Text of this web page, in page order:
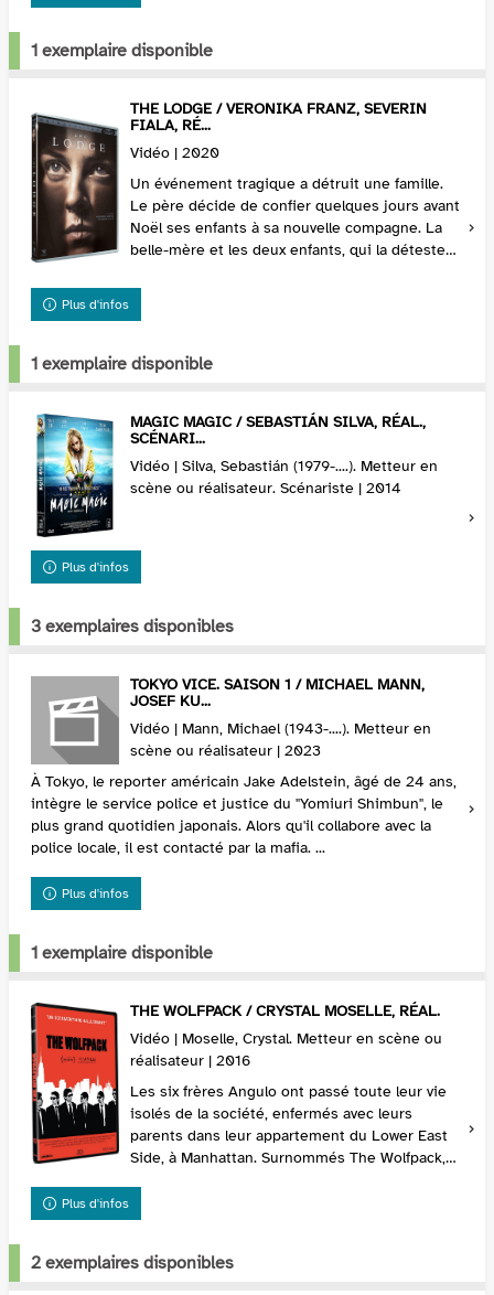
1 exemplaire disponible
THE LODGE / VERONIKA FRANZ, SEVERIN
FIALA, RÉ...
Vidéo | 2020
Un événement tragique a détruit une famille.
Le père décide de confier quelques jours avant
Noël ses enfants à sa nouvelle compagne. La
belle-mère et les deux enfants, qui la détestent,
Plus d'infos
1 exemplaire disponible
MAGIC MAGIC / SEBASTIÁN SILVA, RÉAL.,
SCÉNARI...
Vidéo | Silva, Sebastián (1979-....). Metteur en
scène ou réalisateur. Scénariste | 2014
Plus d'infos
3 exemplaires disponibles
TOKYO VICE. SAISON 1 / MICHAEL MANN,
JOSEF KU...
Vidéo | Mann, Michael (1943-....). Metteur en
scène ou réalisateur | 2023
À Tokyo, le reporter américain Jake Adelstein, âgé de 24 ans,
intègre le service police et justice du "Yomiuri Shimbun", le
plus grand quotidien japonais. Alors qu'il collabore avec la
police locale, il est contacté par la mafia. ...
Plus d'infos
1 exemplaire disponible
THE WOLFPACK / CRYSTAL MOSELLE, RÉAL.
Vidéo | Moselle, Crystal. Metteur en scène ou
réalisateur | 2016
Les six frères Angulo ont passé toute leur vie
isolés de la société, enfermés avec leurs
parents dans leur appartement du Lower East
Side, à Manhattan. Surnommés The Wolfpack,
Plus d'infos
2 exemplaires disponibles